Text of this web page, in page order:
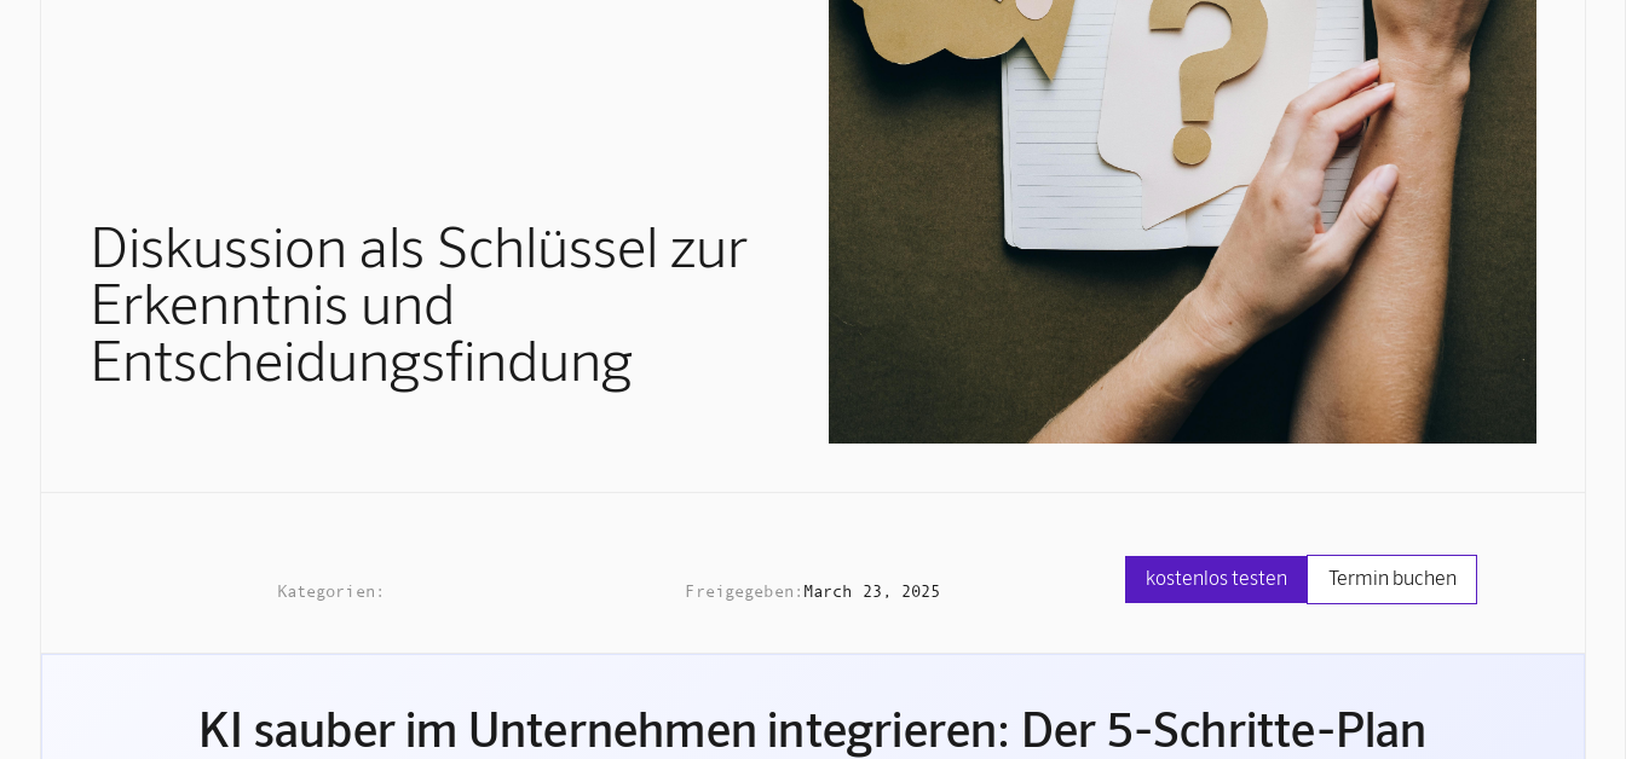
Diskussion als Schlüssel zur
Erkenntnis und
Entscheidungsfindung
Kategorien: Freigegeben: March 23, 2025
kostenlos testen Termin buchen
KI sauber im Unternehmen integrieren: Der 5-Schritte-Plan